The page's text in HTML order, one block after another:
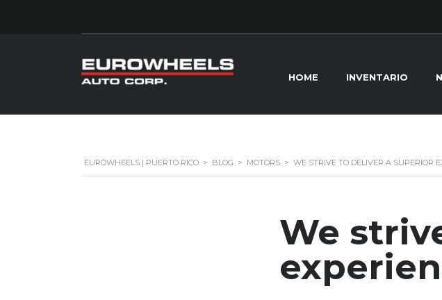
HOME INVENTARIO
EUROWHEELS | PUERTO RICO > BLOG > MOTORS > WE STRIVE TO DELIVER A SUPERIOR
We